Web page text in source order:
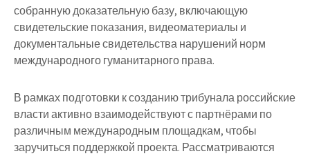
собранную доказательную базу, включающую
свидетельские показания, видеоматериалы и
документальные свидетельства нарушений норм
международного гуманитарного права.
В рамках подготовки к созданию трибунала российские
власти активно взаимодействуют с партнёрами по
различным международным площадкам, чтобы
заручиться поддержкой проекта. Рассматриваются